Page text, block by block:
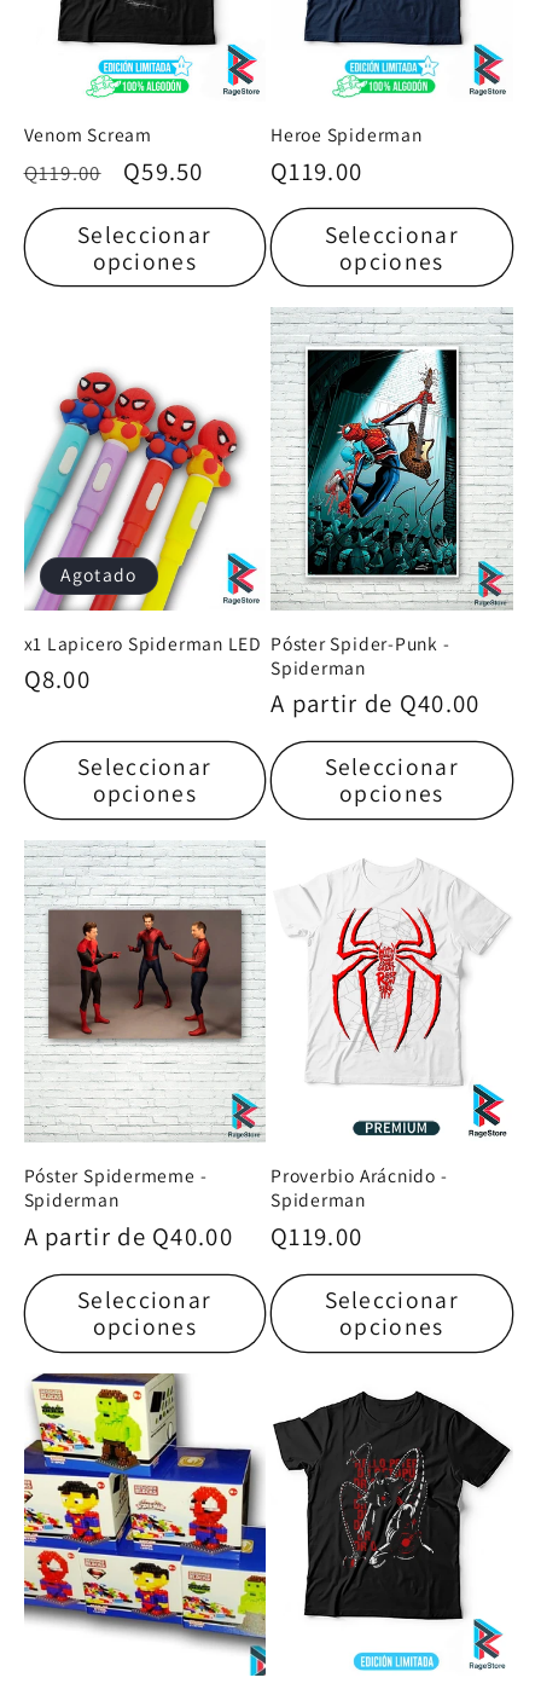
Venom Scream
Precio
habitual
Q119.00
Precio
de
oferta
Q59.50
Seleccionar
opciones
Heroe Spiderman
Precio
habitual
Q119.00
Seleccionar
opciones
Agotado
x1 Lapicero Spiderman LED
Precio
Q8.00
Seleccionar
opciones
Póster Spider-Punk -
Spiderman
Precio
habitual
A partir de Q40.00
Seleccionar
opciones
Póster Spidermeme -
Spiderman
Precio
habitual
A partir de Q40.00
Seleccionar
opciones
Proverbio Arácnido -
Spiderman
Precio
habitual
Q119.00
Seleccionar
opciones